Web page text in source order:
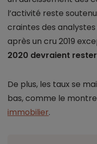
l’activité reste
craintes des
après un cru 2019
2020 devraient
De plus, les taux se
bas, comme le
immobilier.